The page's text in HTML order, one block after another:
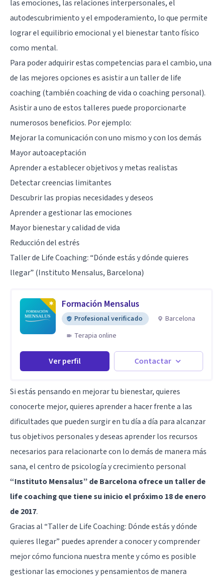
las emociones, las relaciones interpersonales, el
autodescubrimiento y el empoderamiento, lo que permite
lograr el equilibrio emocional y el bienestar tanto físico
como mental.
Para poder adquirir estas competencias para el cambio, una
de las mejores opciones es asistir a un taller de life
coaching (también coaching de vida o coaching personal).
Asistir a uno de estos talleres puede proporcionarte
numerosos beneficios. Por ejemplo:
Mejorar la comunicación con uno mismo y con los demás
Mayor autoaceptación
Aprender a establecer objetivos y metas realistas
Detectar creencias limitantes
Descubrir las propias necesidades y deseos
Aprender a gestionar las emociones
Mayor bienestar y calidad de vida
Reducción del estrés
Taller de Life Coaching: “Dónde estás y dónde quieres
llegar” (Instituto Mensalus, Barcelona)
Formación Mensalus
Profesional verificado
Barcelona
Terapia online
Ver perfil Contactar
Si estás pensando en mejorar tu bienestar, quieres
conocerte mejor, quieres aprender a hacer frente a las
dificultades que pueden surgir en tu día a día para alcanzar
tus objetivos personales y deseas aprender los recursos
necesarios para relacionarte con lo demás de manera más
sana, el centro de psicología y crecimiento personal
“Instituto Mensalus” de Barcelona ofrece un taller de
life coaching que tiene su inicio el próximo 18 de enero
de 2017.
Gracias al “Taller de Life Coaching: Dónde estás y dónde
quieres llegar” puedes aprender a conocer y comprender
mejor cómo funciona nuestra mente y cómo es posible
gestionar las emociones y pensamientos de manera